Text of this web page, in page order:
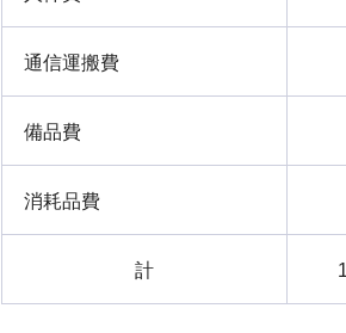
通信運搬費
備品費
消耗品費
計